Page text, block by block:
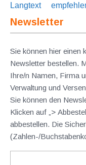
Langtext
Newsletter
Sie können hier einen
Newsletter bestellen.
Ihre/n Namen, Firma
Verwaltung und
Sie können den
Klicken auf „>
abbestellen. Die
(Zahlen-/